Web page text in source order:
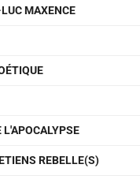
MAXENCE
L'APOCALYPSE
REBELLE(S)